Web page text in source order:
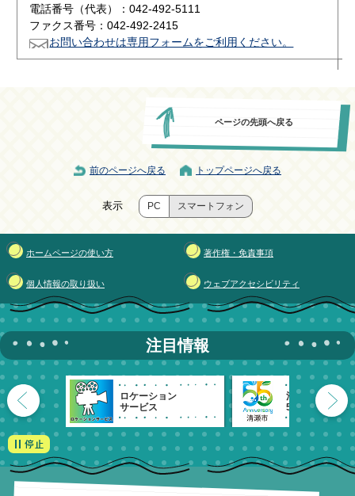
電話番号（代表）：042-492-5111
ファクス番号：042-492-2415
お問い合わせは専用フォームをご利用ください。
ページの先頭へ戻る
前のページへ戻る トップページへ戻る
表示 PC スマートフォン
ホームページの使い方 著作権・免責事項
個人情報の取り扱い ウェブアクセシビリティ
注目情報
ロケーション
サービス
清瀬市
55周年記念